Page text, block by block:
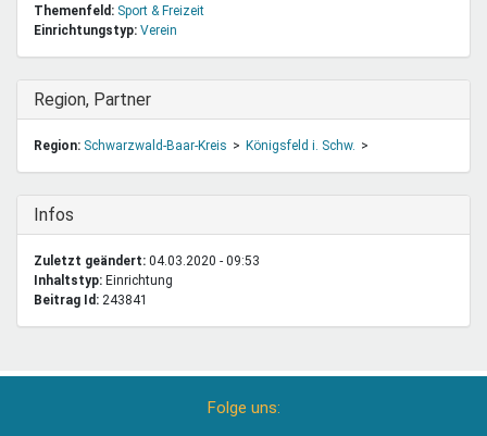
Themenfeld: Sport & Freizeit
Einrichtungstyp: Verein
Ausblenden
Region, Partner
Region: Schwarzwald-Baar-Kreis Königsfeld i. Schw.
Ausblenden
Infos
Zuletzt geändert: 04.03.2020 - 09:53
Inhaltstyp:
einrichtung
Beitrag Id: 243841
Folge uns: